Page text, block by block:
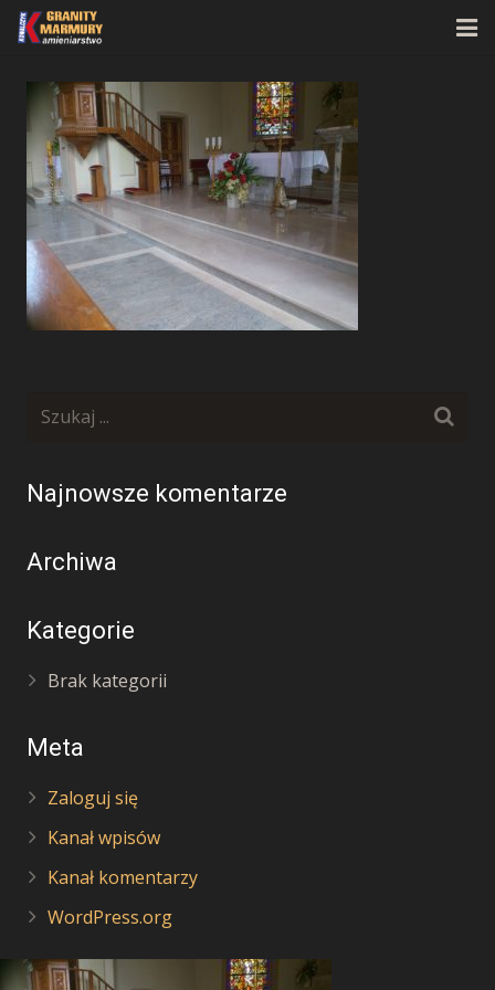
Strona główna
O firmie
Oferta
Realizacje
Kontakt
Najnowsze komentarze
Archiwa
Kategorie
Brak kategorii
Meta
Zaloguj się
Kanał wpisów
Kanał komentarzy
WordPress.org